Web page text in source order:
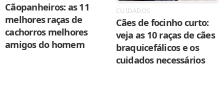
Cãopanheiros: as 11
melhores raças de
cachorros melhores
amigos do homem
CUIDADOS
Cães de focinho curto:
veja as 10 raças de cães
braquicefálicos e os
cuidados necessários